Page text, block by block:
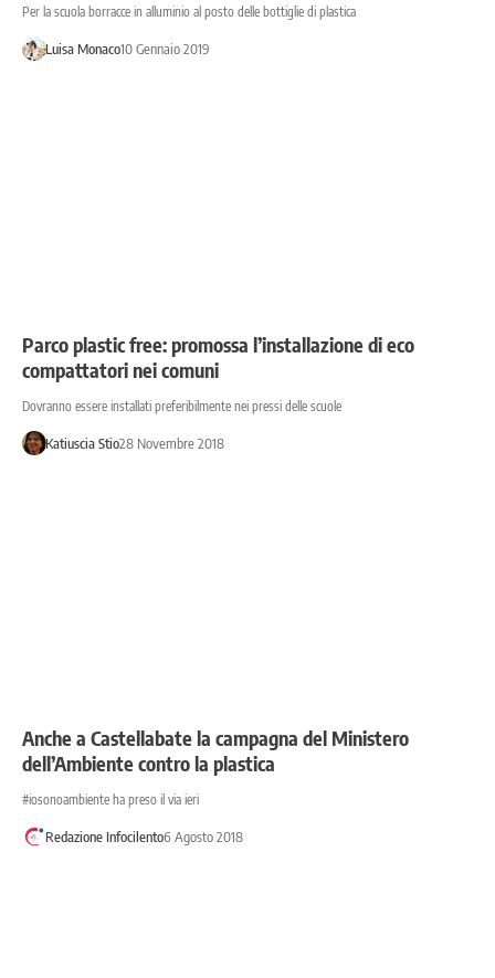
Per la scuola borracce in alluminio al posto delle bottiglie di plastica
Luisa Monaco10 Gennaio 2019
Parco plastic free: promossa l’installazione di eco
compattatori nei comuni
Dovranno essere installati preferibilmente nei pressi delle scuole
Katiuscia Stio28 Novembre 2018
Anche a Castellabate la campagna del Ministero
dell’Ambiente contro la plastica
#iosonoambiente ha preso il via ieri
Redazione Infocilento6 Agosto 2018